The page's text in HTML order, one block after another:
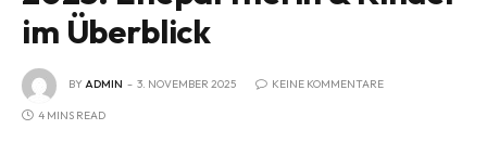
im Überblick
BYADMIN 3. NOVEMBER 2025 KEINE KOMMENTARE
4 MINS READ